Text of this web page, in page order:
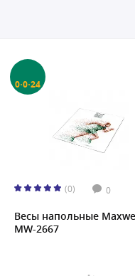
0·0·24
(0) 0
Весы напольные
MW-2667